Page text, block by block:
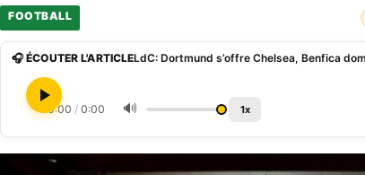
FOOTBALL
🎧 ÉCOUTER L'ARTICLELdC: Dortmund s’offre Chelsea, Benfica
0:00 / 0:00 🔊 1x